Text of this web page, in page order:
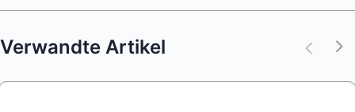
Verwandte Artikel